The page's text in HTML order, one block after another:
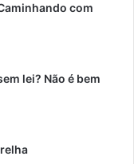
com
lei? Não é bem